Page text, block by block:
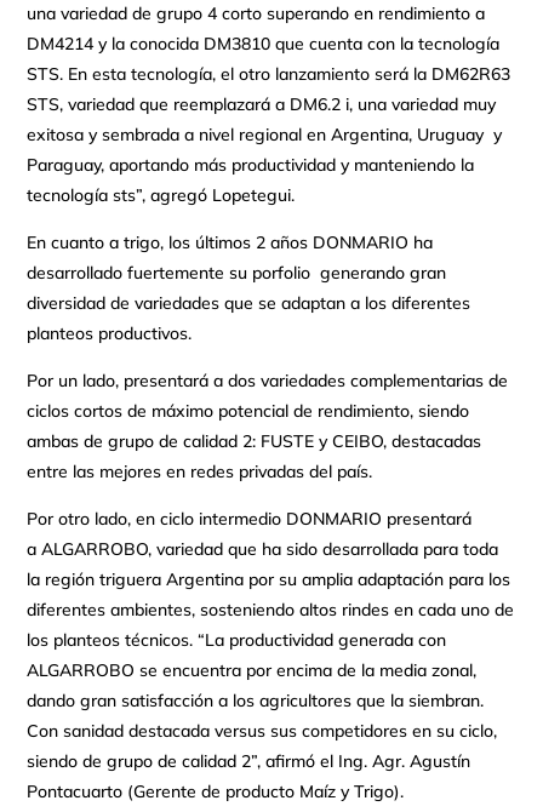
una variedad de grupo 4 corto superando en rendimiento a
DM4214 y la conocida DM3810 que cuenta con la tecnología
STS. En esta tecnología, el otro lanzamiento será la DM62R63
STS, variedad que reemplazará a DM6.2 i, una variedad muy
exitosa y sembrada a nivel regional en Argentina, Uruguay y
Paraguay, aportando más productividad y manteniendo la
tecnología sts”, agregó Lopetegui.
En cuanto a trigo, los últimos 2 años DONMARIO ha
desarrollado fuertemente su porfolio generando gran
diversidad de variedades que se adaptan a los diferentes
planteos productivos.
Por un lado, presentará a dos variedades complementarias de
ciclos cortos de máximo potencial de rendimiento, siendo
ambas de grupo de calidad 2: FUSTE y CEIBO, destacadas
entre las mejores en redes privadas del país.
Por otro lado, en ciclo intermedio DONMARIO presentará
a ALGARROBO, variedad que ha sido desarrollada para toda
la región triguera Argentina por su amplia adaptación para los
diferentes ambientes, sosteniendo altos rindes en cada uno de
los planteos técnicos. “La productividad generada con
ALGARROBO se encuentra por encima de la media zonal,
dando gran satisfacción a los agricultores que la siembran.
Con sanidad destacada versus sus competidores en su ciclo,
siendo de grupo de calidad 2”, afirmó el Ing. Agr. Agustín
Pontacuarto (Gerente de producto Maíz y Trigo).